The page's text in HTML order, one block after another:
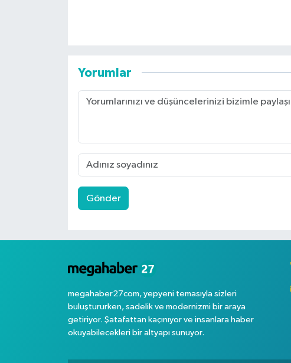
Yorumlar
Gönder
megahaber27com, yepyeni temasıyla sizleri
buluştururken, sadelik ve modernizmi bir araya
getiriyor. Şatafattan kaçınıyor ve insanlara haber
okuyabilecekleri bir altyapı sunuyor.